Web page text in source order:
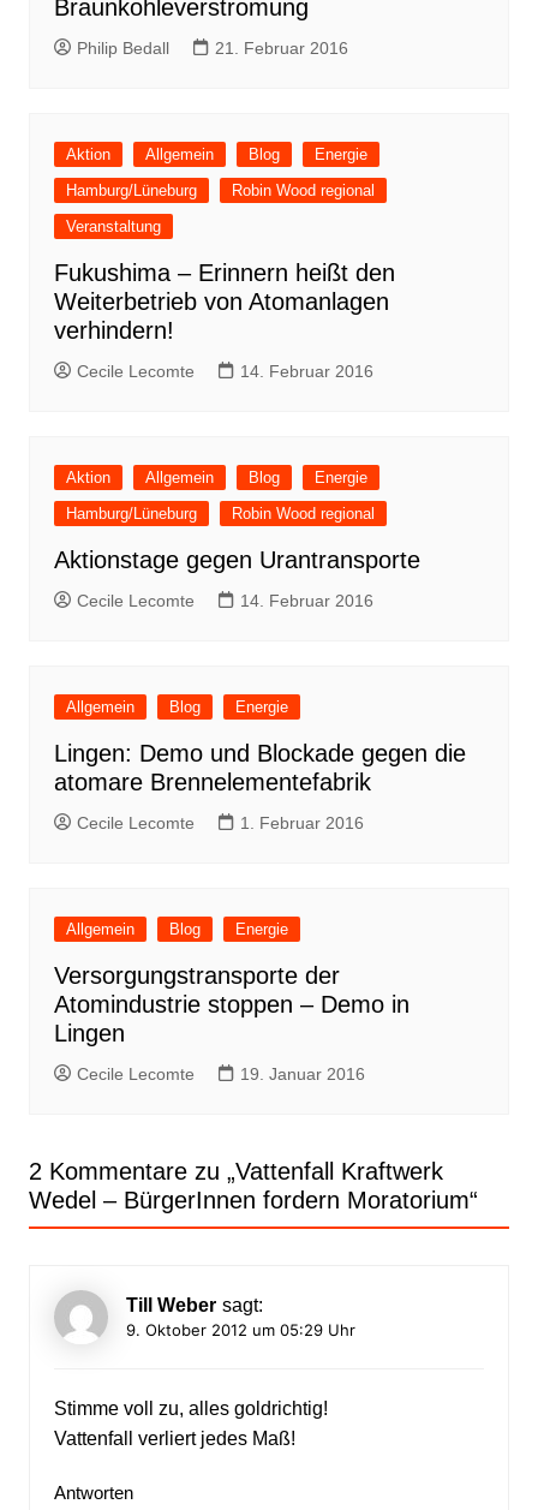
Braunkohleverstromung
Philip Bedall 21. Februar 2016
Aktion Allgemein Blog
Energie
Hamburg/Lüneburg
Robin Wood regional
Veranstaltung
Fukushima – Erinnern heißt den
Weiterbetrieb von Atomanlagen
verhindern!
Cecile Lecomte 14. Februar 2016
Aktion Allgemein Blog
Energie
Hamburg/Lüneburg
Robin Wood regional
Aktionstage gegen Urantransporte
Cecile Lecomte 14. Februar 2016
Allgemein Blog Energie
Lingen: Demo und Blockade gegen die
atomare Brennelementefabrik
Cecile Lecomte 1. Februar 2016
Allgemein Blog Energie
Versorgungstransporte der
Atomindustrie stoppen – Demo in
Lingen
Cecile Lecomte 19. Januar 2016
2 Kommentare zu „Vattenfall Kraftwerk
Wedel – BürgerInnen fordern Moratorium“
Till Weber sagt:
9. Oktober 2012 um 05:29 Uhr
Stimme voll zu, alles goldrichtig!
Vattenfall verliert jedes Maß!
Antworten